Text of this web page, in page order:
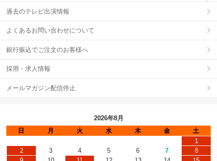
過去のテレビ出演情報
よくあるお問い合わせについて
銀行振込でご注文のお客様へ
採用・求人情報
メールマガジン配信停止
2026年8月
日
月 火 水 木 金
土
1
2
3 4 5 6 7
8